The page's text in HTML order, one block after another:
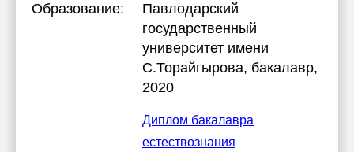
Образование:
Павлодарский
государственный
университет имени
С.Торайгырова, бакалавр,
2020
Диплом бакалавра
естествознания